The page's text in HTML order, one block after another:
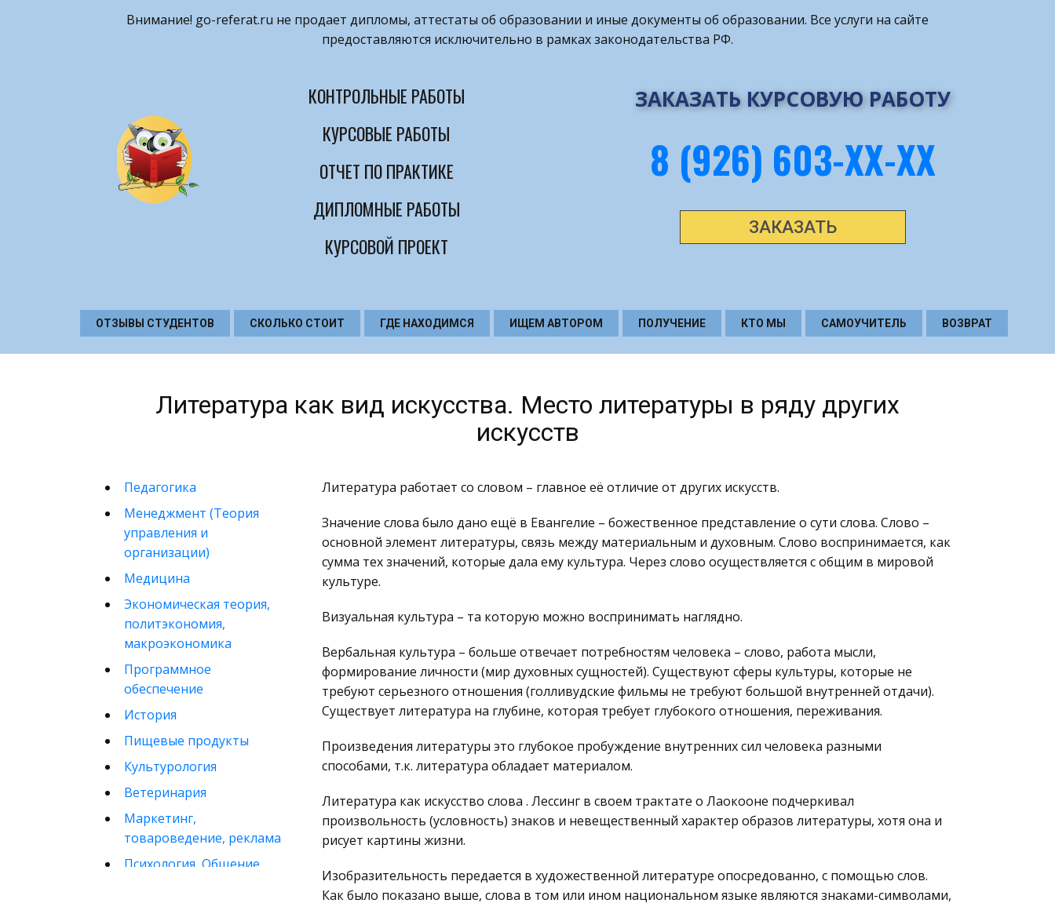
Внимание! ​go-referat.ru не продает дипломы, аттестаты об образовании и иные документы об образовании. Все услуги на сайте
предоставляются исключительно в рамках законодательства РФ.
ЗАКАЗАТЬ КУРСОВУЮ РАБОТУ
8 (926) 603-ХХ-ХХ
ЗАКАЗАТЬ
КОНТРОЛЬНЫЕ РАБОТЫ
КУРСОВЫЕ РАБОТЫ
ОТЧЕТ ПО ПРАКТИКЕ
ДИПЛОМНЫЕ РАБОТЫ
КУРСОВОЙ ПРОЕКТ
ОТЗЫВЫ СТУДЕНТОВ СКОЛЬКО СТОИТ ГДЕ НАХОДИМСЯ ИЩЕМ АВТОРОМ ПОЛУЧЕНИЕ КТО МЫ САМОУЧИТЕЛЬ ВОЗВРАТ
Литература как вид искусства. Место литературы в ряду других
искусств
Педагогика
Менеджмент (Теория
управления и
организации)
Медицина
Экономическая теория,
политэкономия,
макроэкономика
Программное
обеспечение
История
Пищевые продукты
Культурология
Ветеринария
Маркетинг,
товароведение, реклама
Психология, Общение,
Литература работает со словом – главное её отличие от других искусств.
Значение слова было дано ещё в Евангелие – божественное представление о сути слова. Слово –
основной элемент литературы, связь между материальным и духовным. Слово воспринимается, как
сумма тех значений, которые дала ему культура. Через слово осуществляется с общим в мировой
культуре.
Визуальная культура – та которую можно воспринимать наглядно.
Вербальная культура – больше отвечает потребностям человека – слово, работа мысли,
формирование личности (мир духовных сущностей). Существуют сферы культуры, которые не
требуют серьезного отношения (голливудские фильмы не требуют большой внутренней отдачи).
Существует литература на глубине, которая требует глубокого отношения, переживания.
Произведения литературы это глубокое пробуждение внутренних сил человека разными
способами, т.к. литература обладает материалом.
Литература как искусство слова . Лессинг в своем трактате о Лаокооне подчеркивал
произвольность (условность) знаков и невещественный характер образов литературы, хотя она и
рисует картины жизни.
Изобразительность передается в художественной литературе опосредованно, с помощью слов.
Как было показано выше, слова в том или ином национальном языке являются знаками-символами,